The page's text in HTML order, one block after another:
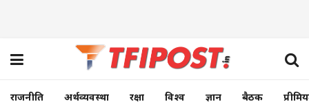
राजनीति अर्थव्यवस्था रक्षा विश्व ज्ञान बैठक